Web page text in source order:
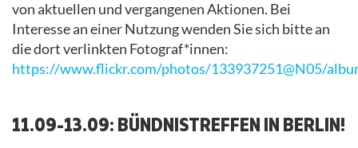
von aktuellen und vergangenen Aktionen. Bei
Interesse an einer Nutzung wenden Sie sich bitte an
die dort verlinkten Fotograf*innen:
https://www.flickr.com/photos/133937251@N05/
11.09-13.09: BÜNDNISTREFFEN IN BERLIN!